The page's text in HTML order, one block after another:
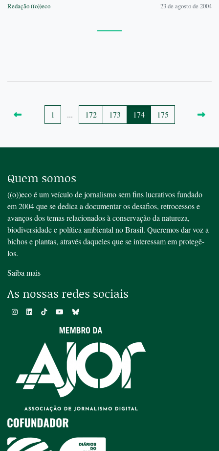
Redação ((o))eco 23 de agosto de 2004
1 ... 172 173 174 175
Quem somos
((o))eco é um veículo de jornalismo sem fins lucrativos fundado
em 2004 que se dedica a documentar os desafios, retrocessos e
avanços dos temas relacionados à conservação da natureza,
biodiversidade e política ambiental no Brasil. Queremos dar voz a
bichos e plantas, através daqueles que se interessam em protegê-
los.
Saiba mais
As nossas redes sociais